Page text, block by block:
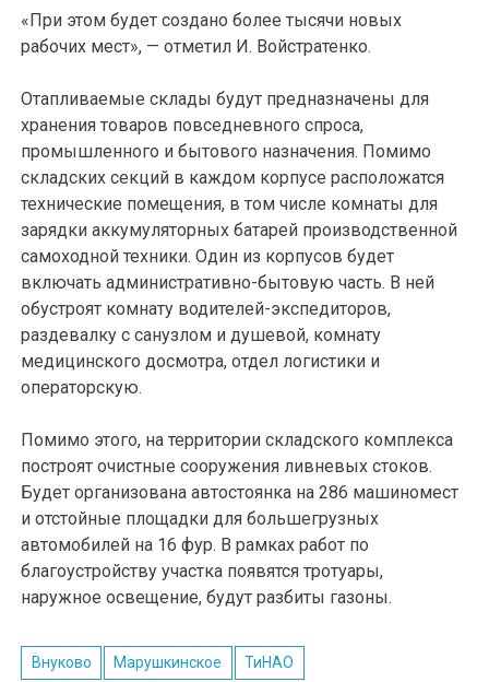
«При этом будет создано более тысячи новых
рабочих мест», — отметил И. Войстратенко.
Отапливаемые склады будут предназначены для
хранения товаров повседневного спроса,
промышленного и бытового назначения. Помимо
складских секций в каждом корпусе расположатся
технические помещения, в том числе комнаты для
зарядки аккумуляторных батарей производственной
самоходной техники. Один из корпусов будет
включать административно-бытовую часть. В ней
обустроят комнату водителей-экспедиторов,
раздевалку с санузлом и душевой, комнату
медицинского досмотра, отдел логистики и
операторскую.
Помимо этого, на территории складского комплекса
построят очистные сооружения ливневых стоков.
Будет организована автостоянка на 286 машиномест
и отстойные площадки для большегрузных
автомобилей на 16 фур. В рамках работ по
благоустройству участка появятся тротуары,
наружное освещение, будут разбиты газоны.
Внуково Марушкинское ТиНАО